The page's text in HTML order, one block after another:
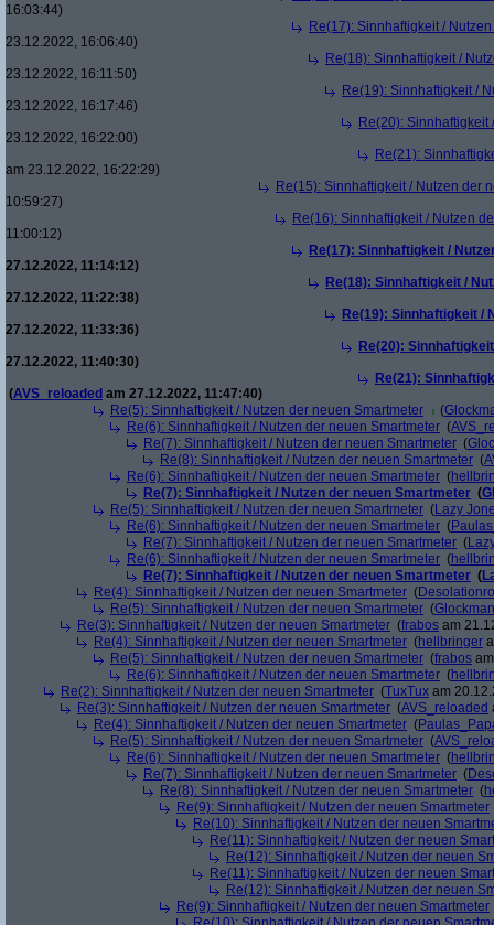
16:03:44)
Re(17): Sinnhaftigkeit /
23.12.2022, 16:06:40)
Re(18): Sinnhaftigkeit /
23.12.2022, 16:11:50)
Re(19): Sinnhaftigkeit /
23.12.2022, 16:17:46)
Re(20): Sinnhaftigkeit
23.12.2022, 16:22:00)
Re(21):
am 23.12.2022, 16:22:29)
Re(15): Sinnhaftigkeit / Nutzen der
10:59:27)
Re(16): Sinnhaftigkeit / Nutzen
11:00:12)
Re(17): Sinnhaftigkeit /
27.12.2022, 11:14:12)
Re(18): Sinnhaftigkeit /
27.12.2022, 11:22:38)
Re(19): Sinnhaftigkeit /
27.12.2022, 11:33:36)
Re(20):
27.12.2022, 11:40:30)
Re(21):
(AVS_reloaded am 27.12.2022, 11:47:40)
Re(5): Sinnhaftigkeit / Nutzen der neuen Smartmeter
(
Re(6): Sinnhaftigkeit / Nutzen der neuen Smartmeter (
Re(7): Sinnhaftigkeit / Nutzen der neuen Smartmeter (
Re(8): Sinnhaftigkeit / Nutzen der neuen Smartmeter (
Re(6): Sinnhaftigkeit / Nutzen der neuen Smartmeter (
Re(7): Sinnhaftigkeit / Nutzen der neuen Smartmeter (
Re(5): Sinnhaftigkeit / Nutzen der neuen Smartmeter (Lazy
Re(6): Sinnhaftigkeit / Nutzen der neuen Smartmeter (
Re(7): Sinnhaftigkeit / Nutzen der neuen Smartmeter (
Re(6): Sinnhaftigkeit / Nutzen der neuen Smartmeter (
Re(7): Sinnhaftigkeit / Nutzen der neuen Smartmeter (
Re(4): Sinnhaftigkeit / Nutzen der neuen Smartmeter (
Re(5): Sinnhaftigkeit / Nutzen der neuen Smartmeter (Glockman
Re(3): Sinnhaftigkeit / Nutzen der neuen Smartmeter (frabos am
Re(4): Sinnhaftigkeit / Nutzen der neuen Smartmeter (hellbringer
Re(5): Sinnhaftigkeit / Nutzen der neuen Smartmeter (frabos
Re(6): Sinnhaftigkeit / Nutzen der neuen Smartmeter (
Re(2): Sinnhaftigkeit / Nutzen der neuen Smartmeter (TuxTux am
Re(3): Sinnhaftigkeit / Nutzen der neuen Smartmeter (AVS_reloaded
Re(4): Sinnhaftigkeit / Nutzen der neuen Smartmeter (
Re(5): Sinnhaftigkeit / Nutzen der neuen Smartmeter (
Re(6): Sinnhaftigkeit / Nutzen der neuen Smartmeter (
Re(7): Sinnhaftigkeit / Nutzen der neuen Smartmeter (
Re(8): Sinnhaftigkeit / Nutzen der neuen Smartmeter (
Re(9): Sinnhaftigkeit / Nutzen der neuen Smartmeter
Re(10): Sinnhaftigkeit / Nutzen der neuen
Re(11): Sinnhaftigkeit / Nutzen der neuen
Re(12): Sinnhaftigkeit / Nutzen der neuen
Re(11): Sinnhaftigkeit / Nutzen der neuen
Re(12): Sinnhaftigkeit / Nutzen der neuen
Re(9): Sinnhaftigkeit / Nutzen der neuen Smartmeter